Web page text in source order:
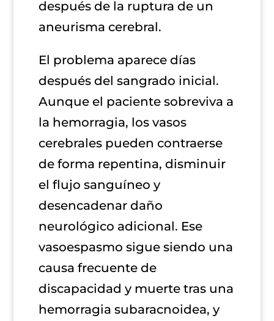
después de la ruptura de un
aneurisma cerebral.
El problema aparece días
después del sangrado inicial.
Aunque el paciente sobreviva a
la hemorragia, los vasos
cerebrales pueden contraerse
de forma repentina, disminuir
el flujo sanguíneo y
desencadenar daño
neurológico adicional. Ese
vasoespasmo sigue siendo una
causa frecuente de
discapacidad y muerte tras una
hemorragia subaracnoidea, y